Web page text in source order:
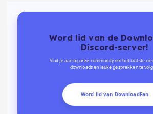
Word lid van de
Discord-server!
Sluit je aan bij onze community om het laatste
downloads en leuke gesprekken te
Word lid van DownloadFan